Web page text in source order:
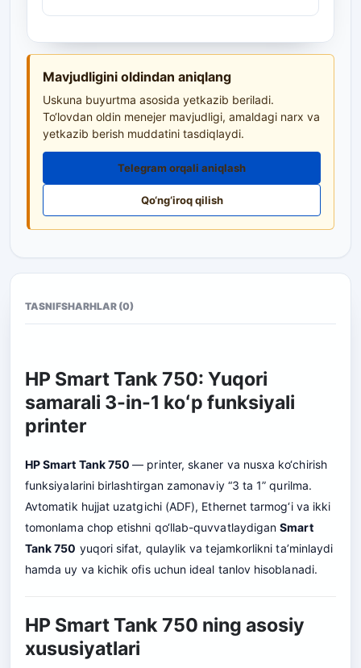
Mavjudligini oldindan aniqlang
Uskuna buyurtma asosida yetkazib beriladi.
To‘lovdan oldin menejer mavjudligi, amaldagi narx va
yetkazib berish muddatini tasdiqlaydi.
Telegram orqali aniqlash
Qo‘ng‘iroq qilish
TASNIFSHARHLAR (0)
HP Smart Tank 750: Yuqori
samarali 3-in-1 koʻp funksiyali
printer
HP Smart Tank 750— printer, skaner va nusxa ko‘chirish
funksiyalarini birlashtirgan zamonaviy “3 ta 1” qurilma.
Avtomatik hujjat uzatgichi (ADF), Ethernet tarmog‘i va ikki
tomonlama chop etishni qo‘llab-quvvatlaydiganSmart
Tank 750 yuqori sifat, qulaylik va tejamkorlikni ta’minlaydi
hamda uy va kichik ofis uchun ideal tanlov hisoblanadi.
HP Smart Tank 750 ning asosiy
xususiyatlari